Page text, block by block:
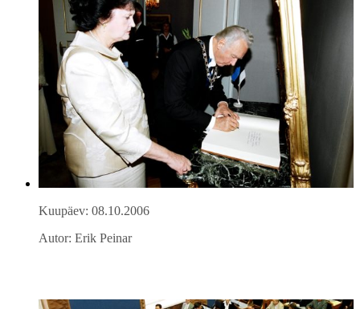
Kuupäev: 08.10.2006
Autor: Erik Peinar